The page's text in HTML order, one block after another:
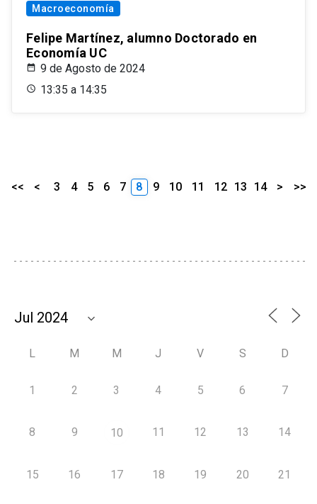
Macroeconomía
Felipe Martínez, alumno Doctorado en
Economía UC
9 de Agosto de 2024
13:35 a 14:35
<< < 3 4 5 6 7 8 9 10 11 12 13 14 > >>
L M M J V S D
1 2 3 4 5 6 7
8 9 10 11 12 13 14
15 16 17 18 19 20 21